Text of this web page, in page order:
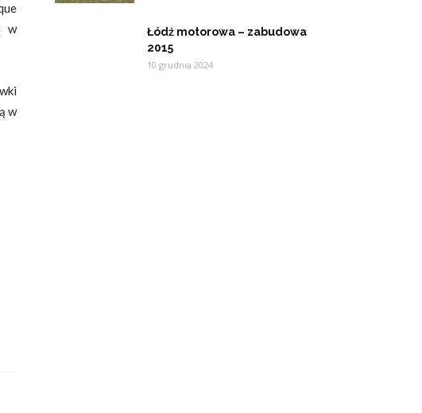
w
w
Łódź motorowa – zabudowa
2015
10 grudnia 2024